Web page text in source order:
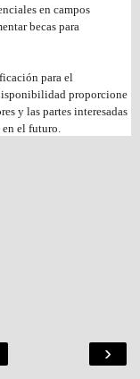
en campos
becas para
para el
proporcione
y las partes interesadas
el futuro.
›